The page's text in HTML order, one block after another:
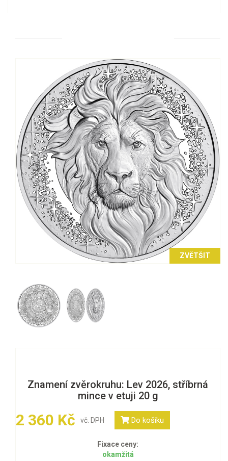
ZVĚTŠIT
Znamení zvěrokruhu: Lev 2026, stříbrná
mince v etuji 20 g
2 360 Kč vč. DPH Do košíku
Fixace ceny:
okamžitá